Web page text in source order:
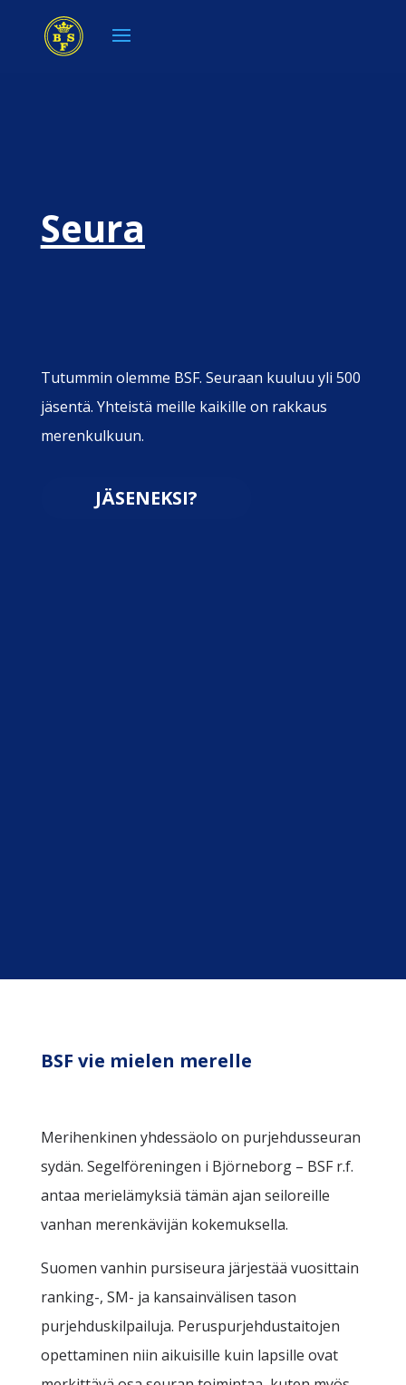
Seura
Tutummin olemme BSF. Seuraan kuuluu yli 500
jäsentä. Yhteistä meille kaikille on rakkaus
merenkulkuun.
JÄSENEKSI?
BSF vie mielen merelle
Merihenkinen yhdessäolo on purjehdusseuran
sydän. Segelföreningen i Björneborg – BSF r.f.
antaa merielämyksiä tämän ajan seiloreille
vanhan merenkävijän kokemuksella.
Suomen vanhin pursiseura järjestää vuosittain
ranking-, SM- ja kansainvälisen tason
purjehduskilpailuja. Peruspurjehdustaitojen
opettaminen niin aikuisille kuin lapsille ovat